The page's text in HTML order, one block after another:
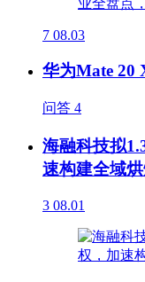
7 08.03
华为Mate 20
问答 4
海融科技拟
速构建全域
3 08.01